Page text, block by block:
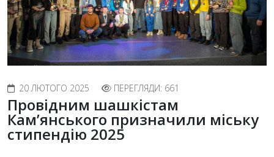
20 ЛЮТОГО 2025 ПЕРЕГЛЯДИ: 661
Провідним шашкістам
Кам’янського призначили міську
стипендію 2025